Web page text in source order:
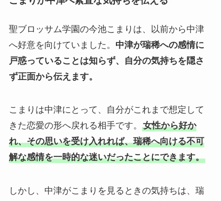
聖ブロッサム学園の今池こまりは、以前から中津
へ好意を向けていました。 中津が瑞稀への感情に
戸惑っていることは知らず、自分の気持ちを隠さ
ず正面から伝えます。
こまりは中津にとって、自分がこれまで想定して
きた恋愛の形へ戻れる相手です。 女性から好か
れ、その思いを受け入れれば、瑞稀へ向ける不可
解な感情を一時的な迷いだったことにできます。
しかし、中津がこまりを見るときの気持ちは、瑞